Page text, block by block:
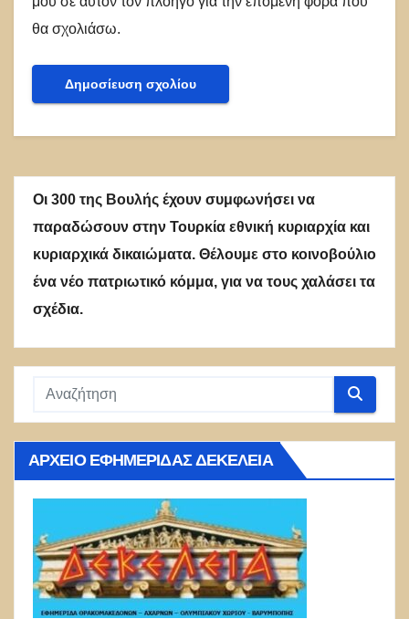
θα σχολιάσω.
Οι 300 της Βουλής έχουν συμφωνήσει να
παραδώσουν στην Τουρκία εθνική κυριαρχία και
κυριαρχικά δικαιώματα. Θέλουμε στο κοινοβούλιο
ένα νέο πατριωτικό κόμμα, για να τους χαλάσει τα
σχέδια.
ΑΡΧΕΊΟ ΕΦΗΜΕΡΊΔΑΣ ΔΕΚΈΛΕΙΑ